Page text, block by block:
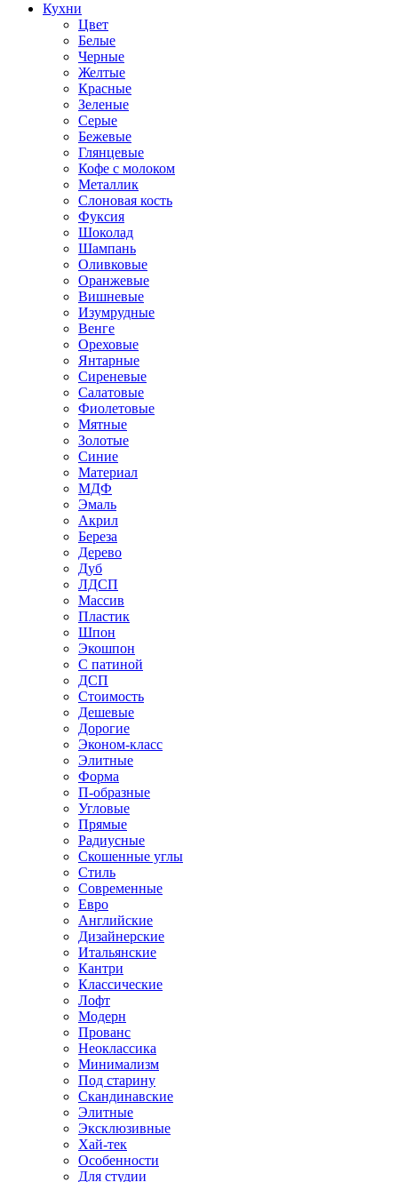
Кухни
Цвет
Белые
Черные
Желтые
Красные
Зеленые
Серые
Бежевые
Глянцевые
Кофе с молоком
Металлик
Слоновая кость
Фуксия
Шоколад
Шампань
Оливковые
Оранжевые
Вишневые
Изумрудные
Венге
Ореховые
Янтарные
Сиреневые
Салатовые
Фиолетовые
Мятные
Золотые
Синие
Материал
МДФ
Эмаль
Акрил
Береза
Дерево
Дуб
ЛДСП
Массив
Пластик
Шпон
Экошпон
С патиной
ДСП
Стоимость
Дешевые
Дорогие
Эконом-класс
Элитные
Форма
П-образные
Угловые
Прямые
Радиусные
Скошенные углы
Стиль
Современные
Евро
Английские
Дизайнерские
Итальянские
Кантри
Классические
Лофт
Модерн
Прованс
Неоклассика
Минимализм
Под старину
Скандинавские
Элитные
Эксклюзивные
Хай-тек
Особенности
Для студии